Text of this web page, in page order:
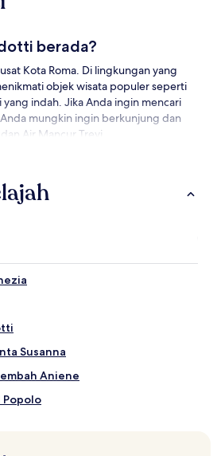
berada?
Kota Roma. Di lingkungan yang
objek wisata populer seperti
indah. Jika Anda ingin mencari
mungkin ingin berkunjung dan
Air Mancur Trevi.
di Via Condotti
- Via del Tritone
Susanna
Aniene
Popolo